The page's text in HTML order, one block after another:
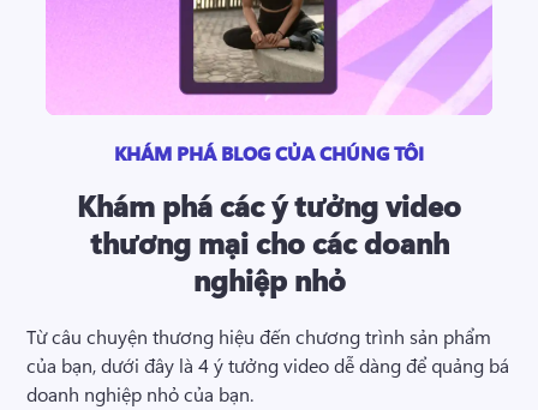
KHÁM PHÁ BLOG CỦA CHÚNG TÔI
Khám phá các ý tưởng video
thương mại cho các doanh
nghiệp nhỏ
Từ câu chuyện thương hiệu đến chương trình sản phẩm
của bạn, dưới đây là 4 ý tưởng video dễ dàng để quảng bá
doanh nghiệp nhỏ của bạn.